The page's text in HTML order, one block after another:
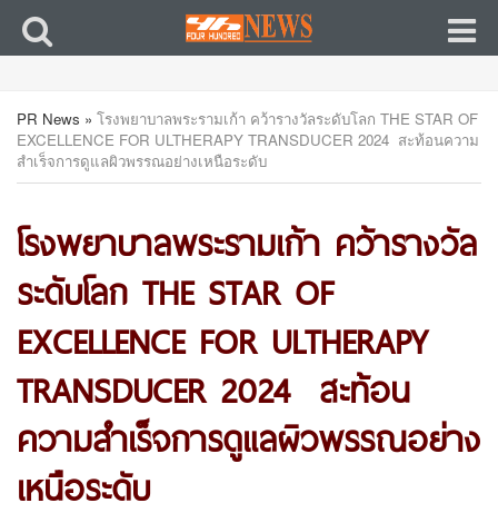
PR News » โรงพยาบาลพระรามเก้า คว้ารางวัลระดับโลก THE STAR OF
EXCELLENCE FOR ULTHERAPY TRANSDUCER 2024 สะท้อนความ
สำเร็จการดูแลผิวพรรณอย่างเหนือระดับ
โรงพยาบาลพระรามเก้า คว้ารางวัล
ระดับโลก THE STAR OF
EXCELLENCE FOR ULTHERAPY
TRANSDUCER 2024 สะท้อน
ความสำเร็จการดูแลผิวพรรณอย่าง
เหนือระดับ